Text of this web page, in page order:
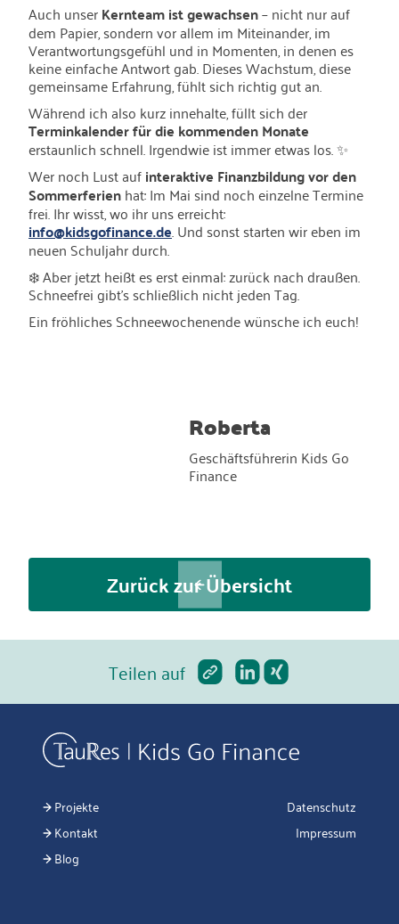
Auch unserKernteam ist gewachsen– nicht nur auf
dem Papier, sondern vor allem im Miteinander, im
Verantwortungsgefühl und in Momenten, in denen es
keine einfache Antwort gab. Dieses Wachstum, diese
gemeinsame Erfahrung, fühlt sich richtig gut an.
Während ich also kurz innehalte, füllt sich der
Terminkalender für die kommenden Monate
erstaunlich schnell. Irgendwie ist immer etwas los. ✨
Wer noch Lust aufinteraktive Finanzbildung vor den
Sommerferienhat: Im Mai sind noch einzelne Termine
frei. Ihr wisst, wo ihr uns erreicht:
info@kidsgofinance.de. Und sonst starten wir eben im
neuen Schuljahr durch.
❄️ Aber jetzt heißt es erst einmal: zurück nach draußen.
Schneefrei gibt’s schließlich nicht jeden Tag.
Ein fröhliches Schneewochenende wünsche ich euch!
Roberta
Geschäftsführerin Kids Go
Finance
Zurück zur Übersicht
Teilen auf
Projekte
Kontakt
Blog
Datenschutz
Impressum